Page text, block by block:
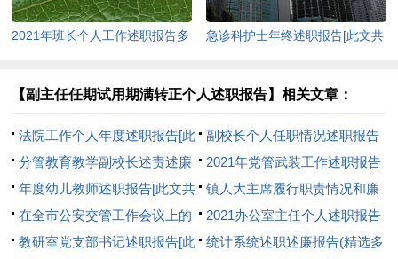
2021年班长个人工作述职报告多
急诊科护士年终述职报告[此文共
【副主任任期试用期满转正个人述职报告】相关文章：
法院工作个人年度述职报告[此
文共10884字]
副校长个人任职情况述职报告
[此文共888字]
分管教育教学副校长述责述廉
报告[此文共2334字]
2021年党管武装工作述职报告
[此文共1213字]
年度幼儿教师述职报告[此文共
6739字]
镇人大主席履行职责情况和廉
洁从政情况述职述廉[此文共
2036字]
在全市公安交管工作会议上的
述职报告[此文共2577字]
2021办公室主任个人述职报告
多篇[此文共10896字]
教研室党支部书记述职报告[此 统计系统述职述廉报告(精选多